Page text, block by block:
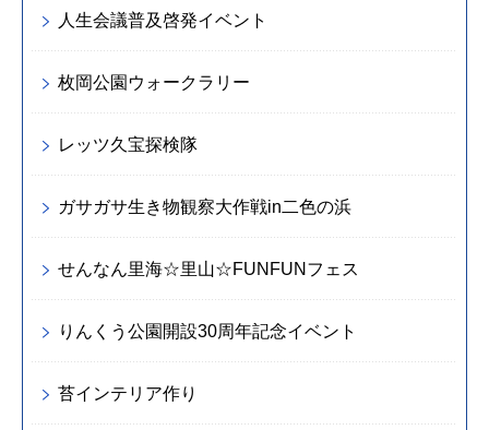
人生会議普及啓発イベント
枚岡公園ウォークラリー
レッツ久宝探検隊
ガサガサ生き物観察大作戦in二色の浜
せんなん里海☆里山☆FUNFUNフェス
りんくう公園開設30周年記念イベント
苔インテリア作り